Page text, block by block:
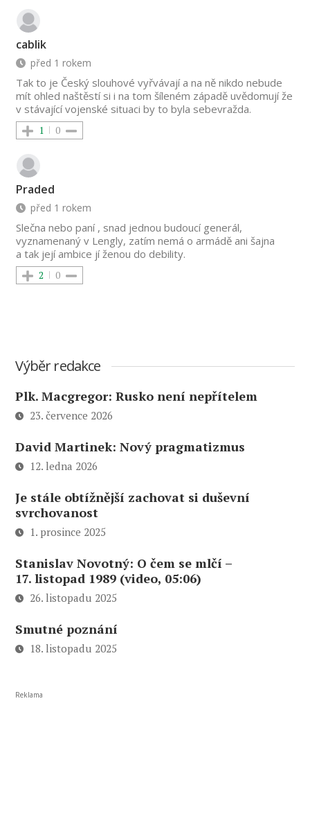
cablik
před 1 rokem
Tak to je Český slouhové vyřvávají a na ně nikdo nebude
mít ohled naštěstí si i na tom šíleném západě uvědomují že
v stávající vojenské situaci by to byla sebevražda.
1 0
Praded
před 1 rokem
Slečna nebo paní , snad jednou budoucí generál,
vyznamenaný v Lengly, zatím nemá o armádě ani šajna
a tak její ambice jí ženou do debility.
2 0
Výběr redakce
Plk. Macgregor: Rusko není nepřítelem
23. července 2026
David Martinek: Nový pragmatizmus
12. ledna 2026
Je stále obtížnější zachovat si duševní
svrchovanost
1. prosince 2025
Stanislav Novotný: O čem se mlčí –
17. listopad 1989 (video, 05:06)
26. listopadu 2025
Smutné poznání
18. listopadu 2025
Reklama